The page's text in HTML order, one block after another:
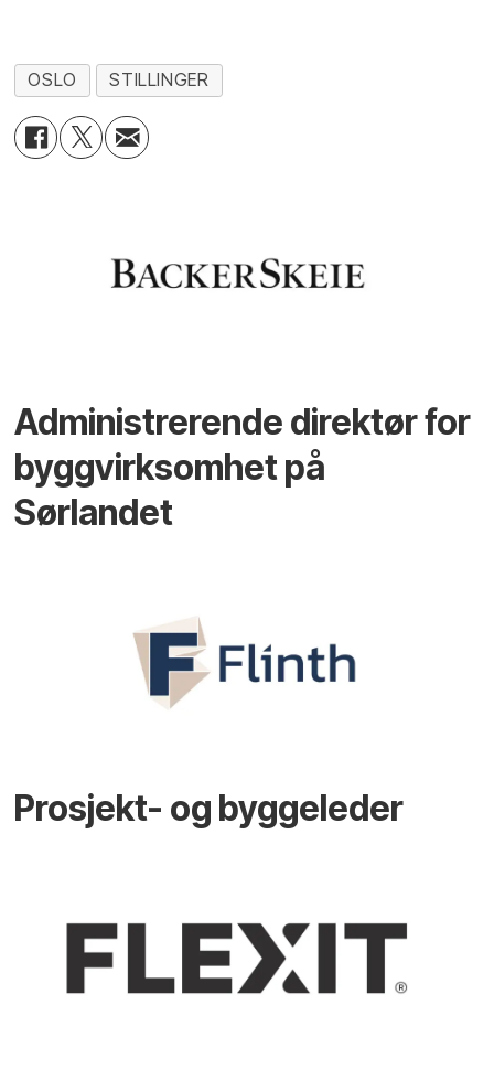
OSLO STILLINGER
Administrerende direktør for
byggvirksomhet på
Sørlandet
Prosjekt- og byggeleder